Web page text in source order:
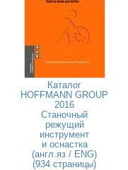
Каталог
HOFFMANN GROUP
2016
Станочный
режущий
инструмент
и оснастка
(англ.яз / ENG)
(934 страницы)